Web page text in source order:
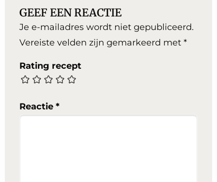
GEEF EEN REACTIE
Je e-mailadres wordt niet gepubliceerd.
Vereiste velden zijn gemarkeerd met *
Rating recept
Reactie *